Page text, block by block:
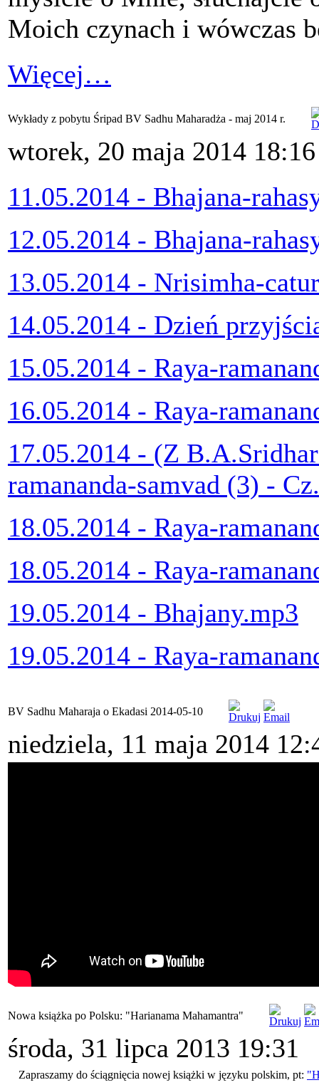
Moich czynach i wówczas
Więcej…
Wykłady z pobytu Śripad BV Sadhu Maharadża - maj 2014 r.
wtorek, 20 maja 2014 18:16
11.05.2014 - Bhajana-
12.05.2014 - Bhajana-
13.05.2014 - Nrisimha-
14.05.2014 - Dzień
15.05.2014 - Raya-
16.05.2014 - Raya-
17.05.2014 - (Z
ramananda-samvad (3) -
18.05.2014 - Raya-
18.05.2014 - Raya-
19.05.2014 - Bhajany.mp3
19.05.2014 - Raya-
BV Sadhu Maharaja o Ekadasi 2014-05-10
niedziela, 11 maja 2014
Nowa książka po Polsku: "Harianama Mahamantra"
środa, 31 lipca 2013 19:31
Zapraszamy do ściągnięcia nowej książki w języku polskim, pt: